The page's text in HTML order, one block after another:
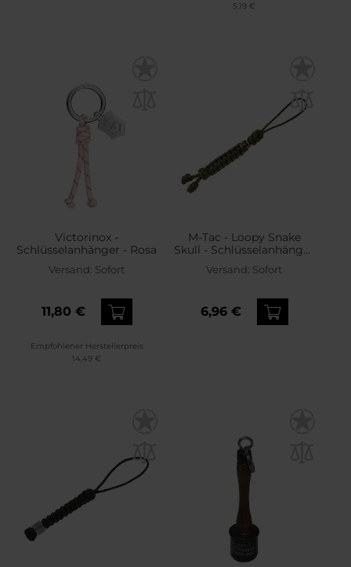
5,19 €
Victorinox -
Schlüsselanhänger - Rosa
Versand: Sofort
11,80 €
Empfohlener Herstellerpreis
14,49 €
M-Tac - Loopy Snake
Skull - Schlüsselanhänger
Versand: Sofort
6,96 €